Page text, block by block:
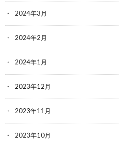
2024年3月
2024年2月
2024年1月
2023年12月
2023年11月
2023年10月